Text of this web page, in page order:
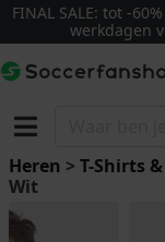
FINAL SALE: tot -
werkdagen
Heren >T-Shirts
Wit